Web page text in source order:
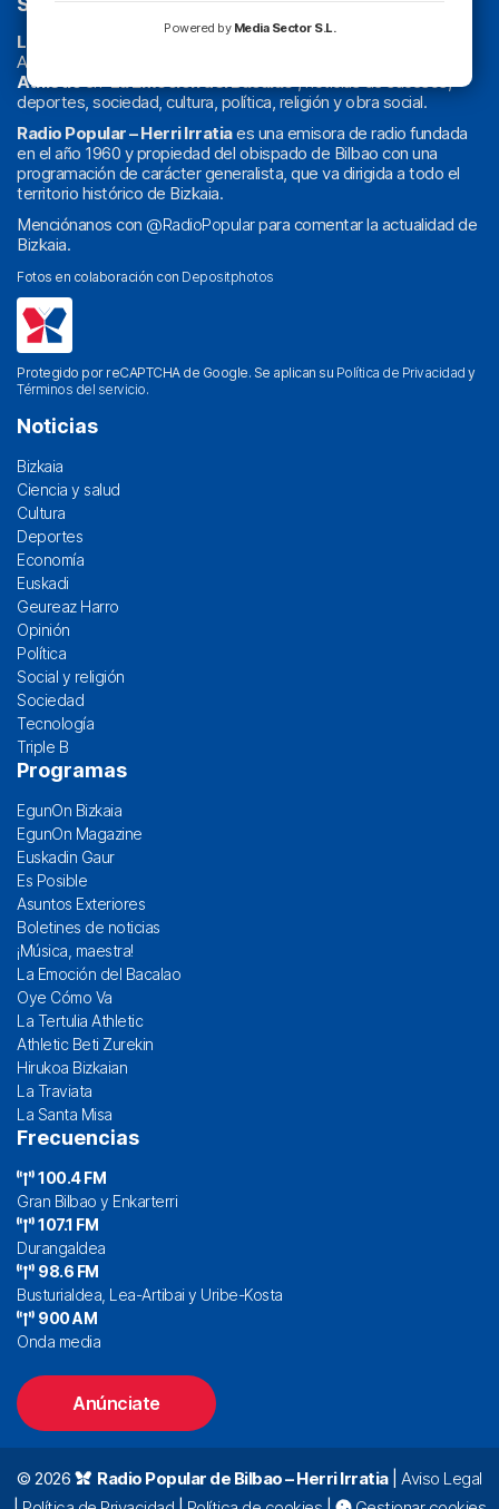
La radio sin cadenas
. Desde 1960 haciendo radio en Bilbao.
Actualidad y
Athletic
deportes, sociedad, cultura, política, religión y obra social.
Radio Popular – Herri Irratiaes una emisora de radio fundada
en el año 1960 y propiedad del obispado de Bilbao con una
programación de carácter generalista, que va dirigida a todo el
territorio histórico de Bizkaia.
Menciónanos con @RadioPopularpara comentar la actualidad de
Bizkaia.
Fotos en colaboración con Depositphotos
Protegido por reCAPTCHA de Google. Se aplican su Política de Privacidad y
Términos del servicio.
Noticias
Bizkaia
Ciencia y salud
Cultura
Deportes
Economía
Euskadi
Geureaz Harro
Opinión
Política
Social y religión
Sociedad
Tecnología
Triple B
Programas
EgunOn Bizkaia
EgunOn Magazine
Euskadin Gaur
Es Posible
Asuntos Exteriores
Boletines de noticias
¡Música, maestra!
La Emoción del Bacalao
Oye Cómo Va
La Tertulia Athletic
Athletic Beti Zurekin
Hirukoa Bizkaian
La Traviata
La Santa Misa
Frecuencias
100.4 FM
Gran Bilbao y Enkarterri
107.1 FM
Durangaldea
98.6 FM
Busturialdea, Lea-Artibai y Uribe-Kosta
900 AM
Onda media
Anúnciate
© 2026 Radio Popular de Bilbao – Herri Irratia| Aviso Legal
Powered by Media Sector S.L.